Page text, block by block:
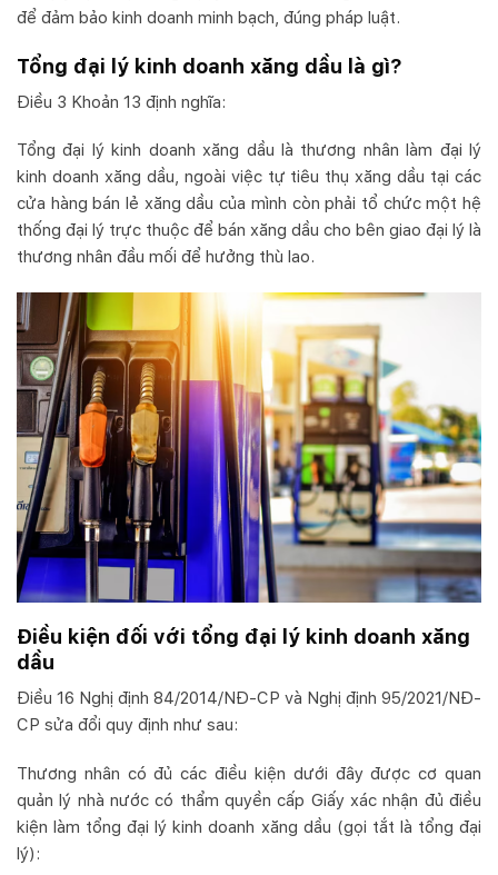
để đảm bảo kinh doanh minh bạch, đúng pháp luật.
Tổng đại lý kinh doanh xăng dầu là gì?
Điều 3 Khoản 13 định nghĩa:
Tổng đại lý kinh doanh xăng dầu là thương nhân làm đại lý
kinh doanh xăng dầu, ngoài việc tự tiêu thụ xăng dầu tại các
cửa hàng bán lẻ xăng dầu của mình còn phải tổ chức một hệ
thống đại lý trực thuộc để bán xăng dầu cho bên giao đại lý là
thương nhân đầu mối để hưởng thù lao.
Điều kiện đối với tổng đại lý kinh doanh xăng
dầu
Điều 16 Nghị định 84/2014/NĐ-CP và Nghị định 95/2021/NĐ-
CP sửa đổi quy định như sau:
Thương nhân có đủ các điều kiện dưới đây được cơ quan
quản lý nhà nước có thẩm quyền cấp Giấy xác nhận đủ điều
kiện làm tổng đại lý kinh doanh xăng dầu (gọi tắt là tổng đại
lý):